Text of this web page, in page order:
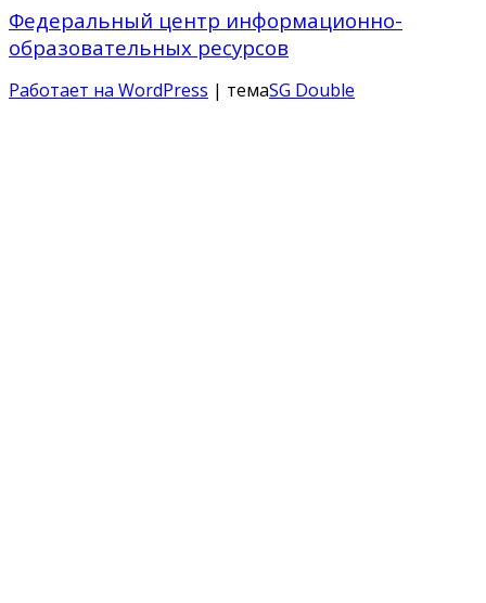
Федеральный центр информационно-
образовательных ресурсов
Работает на WordPress | темаSG Double